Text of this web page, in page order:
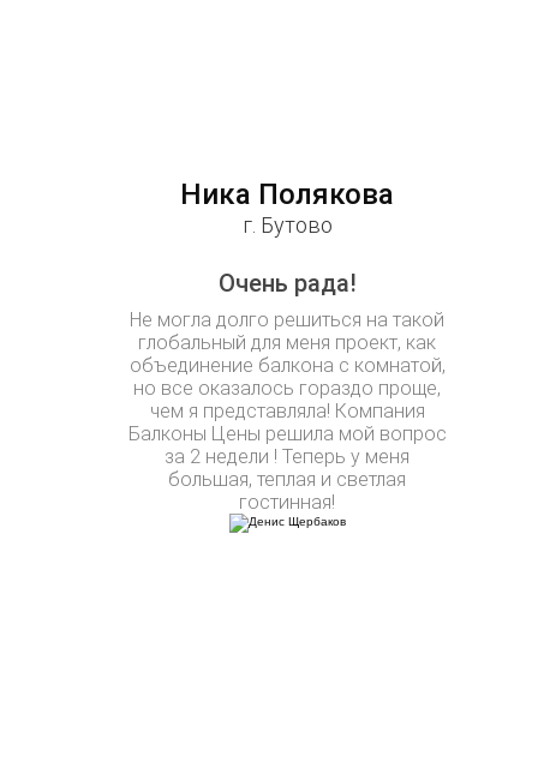
Ника Полякова
г. Бутово
Очень рада!
Не могла долго решиться на такой
глобальный для меня проект, как
объединение балкона с комнатой,
но все оказалось гораздо проще,
чем я представляла! Компания
Балконы Цены решила мой вопрос
за 2 недели ! Теперь у меня
большая, теплая и светлая
гостинная!